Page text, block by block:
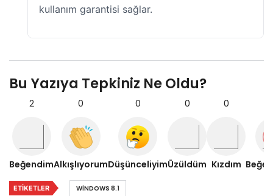
kullanım garantisi sağlar.
Bu Yazıya Tepkiniz Ne Oldu?
2
Beğendim
0
Alkışlıyorum
0
Düşünceliyim
0
Üzüldüm
0
Kızdım
ETIKETLER
WINDOWS 8.1